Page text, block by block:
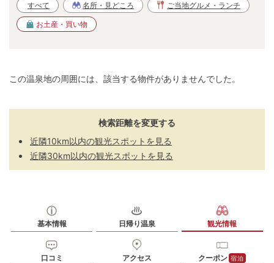
すべて 名所・見どころ ご当地グルメ・ランチ
お土産・買い物
この温泉地の周囲には、該当する物件がありませんでした。
検索距離を変更する
近隣10km以内の観光スポットを見る
近隣30km以内の観光スポットを見る
基本情報 日帰り温泉 観光情報
口コミ アクセス クーポン 宿泊